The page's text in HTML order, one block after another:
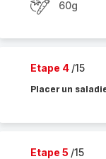
60g
Etape 4 /15
Placer un
Etape 5 /15